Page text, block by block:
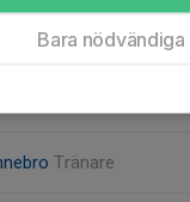
Tränare
Bara nödvändiga